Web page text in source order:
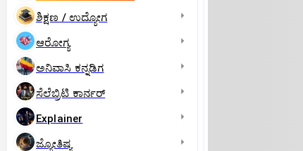
ಶಿಕ್ಷಣ / ಉದ್ಯೋಗ
ಆರೋಗ್ಯ
ಅನಿವಾಸಿ ಕನ್ನಡಿಗ
ಸೆಲೆಬ್ರಿಟಿ ಕಾರ್ನರ್‌
Explainer
ಜ್ಯೋತಿಷ್ಯ